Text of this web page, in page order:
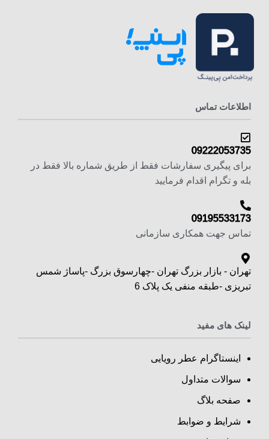
اطلاعات تماس
09222053735
برای پیگیری سفارشات فقط از طریق شماره بالا فقط در
بله و تگرام اقدام فرمایید
09195533173
تماس جهت همکاری سازمانی
تهران - بازار بزرگ تهران -چهارسوق بزرگ -پاساژ شمس
تبریزی -طبقه منفی یک پلاک 6
لینک های مفید
اینستاگرام عطر رویایی
سوالات متداول
صفحه بلاگ
شرایط و ضوابط